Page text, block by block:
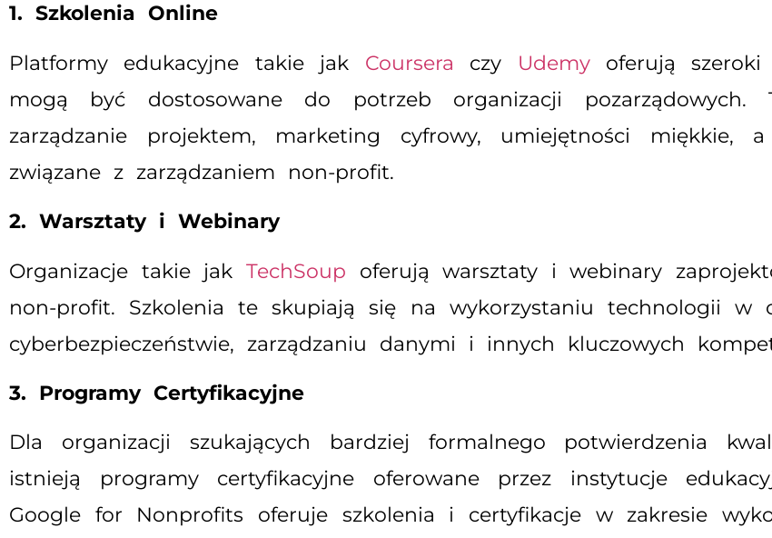
1. Szkolenia Online
Platformy edukacyjne takie jak Coursera czy Udemyoferują szeroki
mogą być dostosowane do potrzeb organizacji pozarządowych.
zarządzanie projektem, marketing cyfrowy, umiejętności miękkie,
związane z zarządzaniem non-profit.
2. Warsztaty i Webinary
Organizacje takie jak TechSoup oferują warsztaty i webinary
non-profit. Szkolenia te skupiają się na wykorzystaniu technologii w
cyberbezpieczeństwie, zarządzaniu danymi i innych kluczowych
3. Programy Certyfikacyjne
Dla organizacji szukających bardziej formalnego potwierdzenia
istnieją programy certyfikacyjne oferowane przez instytucje
Google for Nonprofits oferuje szkolenia i certyfikacje w zakresie